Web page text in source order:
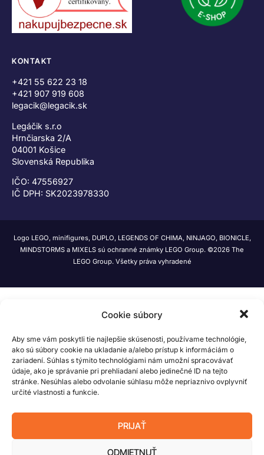
Cookie súbory
Aby sme vám poskytli tie najlepšie skúsenosti, používame technológie,
ako sú súbory cookie na ukladanie a/alebo prístup k informáciám o
zariadení. Súhlas s týmito technológiami nám umožní spracovávať
údaje, ako je správanie pri prehliadaní alebo jedinečné ID na tejto
stránke. Nesúhlas alebo odvolanie súhlasu môže nepriaznivo ovplyvniť
určité vlastnosti a funkcie.
PRIJAŤ
ODMIETNUŤ
KONTAKT
+421 55 622 23 18
+421 907 919 608
legacik@legacik.sk
Legáčik s.r.o
Hrnčiarska 2/A
04001 Košice
Slovenská Republika
IČO: 47556927
IČ DPH: SK2023978330
Logo LEGO, minifigures, DUPLO, LEGENDS OF CHIMA, NINJAGO, BIONICLE,
MINDSTORMS a MIXELS sú ochranné známky LEGO Group. ©2026 The
LEGO Group. Všetky práva vyhradené